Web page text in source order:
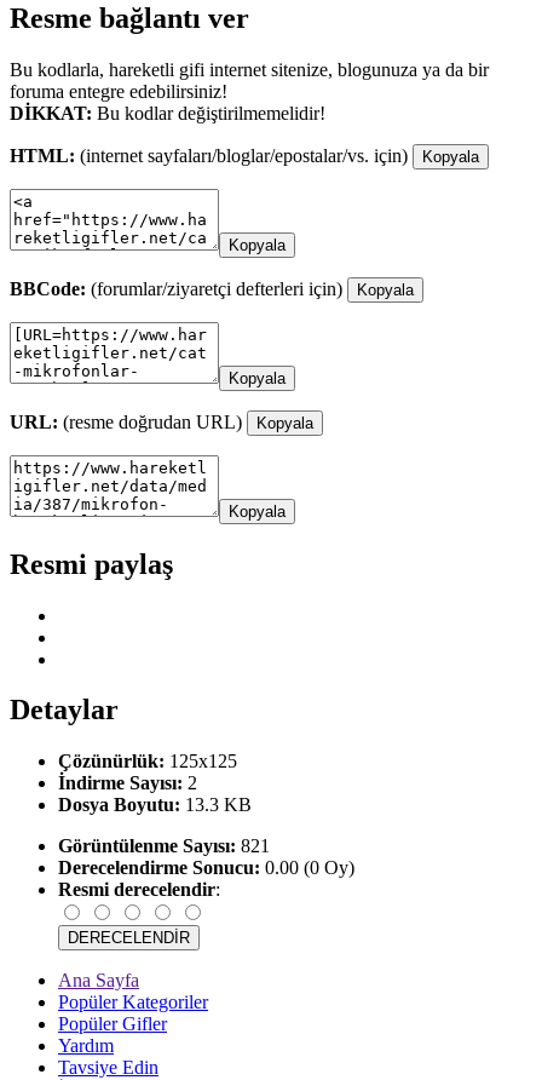
Resme bağlantı ver
Bu kodlarla, hareketli gifi internet sitenize, blogunuza ya da bir
foruma entegre edebilirsiniz!
DİKKAT: Bu kodlar değiştirilmemelidir!
HTML: (internet sayfaları/bloglar/epostalar/vs. için) Kopyala
Kopyala
BBCode: (forumlar/ziyaretçi defterleri için) Kopyala
Kopyala
URL: (resme doğrudan URL) Kopyala
Kopyala
Resmi paylaş
Detaylar
Çözünürlük: 125x125
İndirme Sayısı: 2
Dosya Boyutu: 13.3 KB
Görüntülenme Sayısı: 821
Derecelendirme Sonucu: 0.00 (0 Oy)
Resmi derecelendir:
Ana Sayfa
Popüler Kategoriler
Popüler Gifler
Yardım
Tavsiye Edin